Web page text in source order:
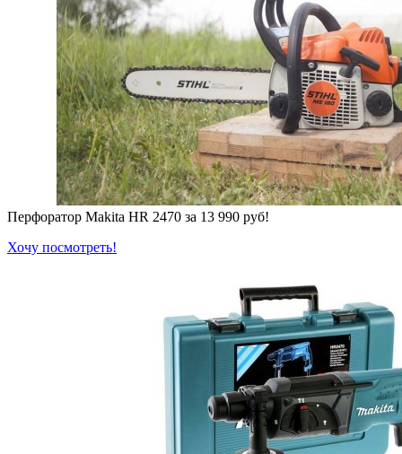
Перфоратор Makita HR 2470 за 13 990 руб!
Хочу посмотреть!